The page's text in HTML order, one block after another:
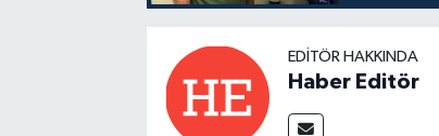
EDITÖR HAKKINDA
Haber Editör